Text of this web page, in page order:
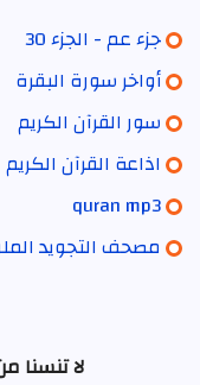
جزء عم - الجزء 30
أواخر سورة البقرة
سور القرآن الكريم
اذاعة القرآن الكريم
quran mp3
مصحف التجويد
لا تنسنا